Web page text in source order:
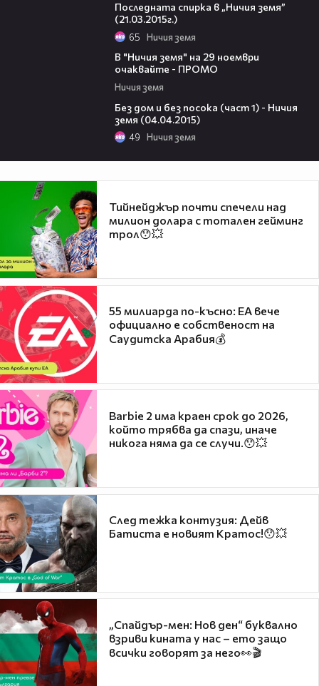
Последната спирка в „Ничия земя”
(21.03.2015г.)
65 Ничия земя
В "Ничия земя" на 29 ноември
очаквайте - ПРОМО
Ничия земя
Без дом и без посока (част 1) - Ничия
земя (04.04.2015)
49 Ничия земя
Тийнейджър почти спечели над
милион долара с тотален гейминг
трол😯💥
55 милиарда по-късно: EA вече
официално е собственост на
Саудитска Арабия💰
Barbie 2 има краен срок до 2026,
който трябва да спази, иначе
никога няма да се случи.😯💥
След тежка контузия: Дейв
Батиста е новият Кратос!😯💥
„Спайдър-мен: Нов ден“ буквално
взриви кината у нас – ето защо
всички говорят за него👀🎬